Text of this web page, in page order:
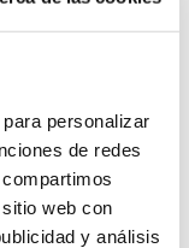
personalizar
de redes
web con
y análisis
sus derechos de:
de los datos